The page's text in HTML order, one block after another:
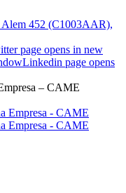
452 (C1003AAR),
page opens in new
Linkedin page opens
– CAME